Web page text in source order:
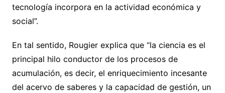
tecnología incorpora en la actividad económica y
social”.
En tal sentido, Rougier explica que “la ciencia es el
principal hilo conductor de los procesos de
acumulación, es decir, el enriquecimiento incesante
del acervo de saberes y la capacidad de gestión, un